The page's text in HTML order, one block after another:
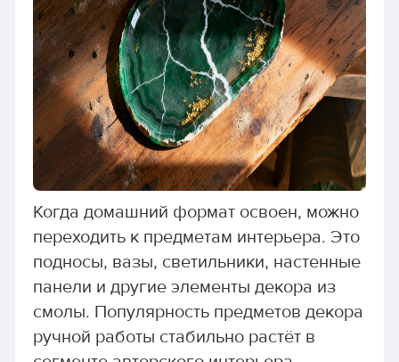
Когда домашний формат освоен, можно
переходить к предметам интерьера. Это
подносы, вазы, светильники, настенные
панели и другие элементы декора из
смолы. Популярность предметов декора
ручной работы стабильно растёт в